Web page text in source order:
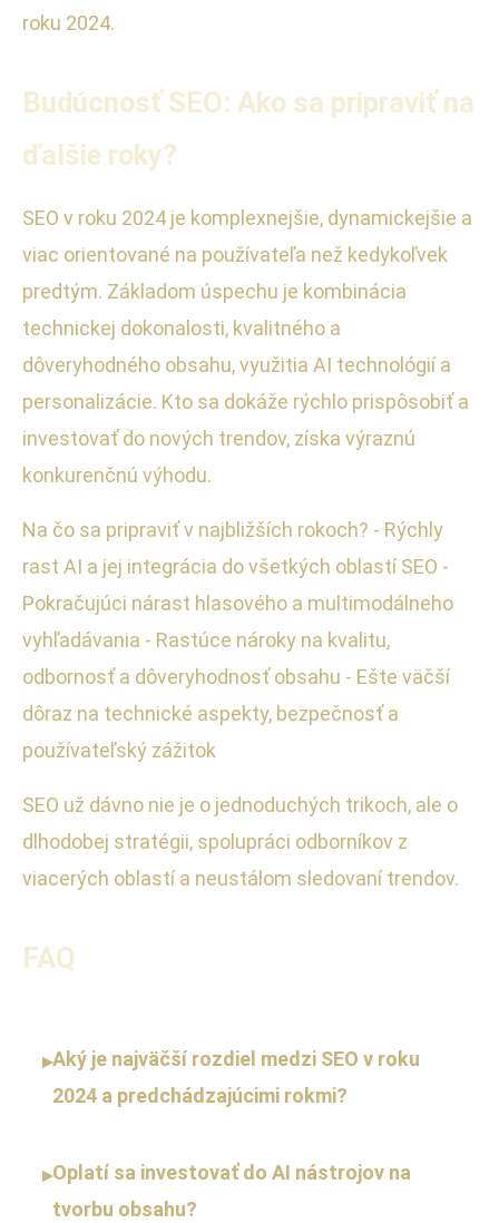
roku 2024.
Budúcnosť SEO: Ako sa pripraviť na
ďalšie roky?
SEO v roku 2024 je komplexnejšie, dynamickejšie a
viac orientované na používateľa než kedykoľvek
predtým. Základom úspechu je kombinácia
technickej dokonalosti, kvalitného a
dôveryhodného obsahu, využitia AI technológií a
personalizácie. Kto sa dokáže rýchlo prispôsobiť a
investovať do nových trendov, získa výraznú
konkurenčnú výhodu.
Na čo sa pripraviť v najbližších rokoch? - Rýchly
rast AI a jej integrácia do všetkých oblastí SEO -
Pokračujúci nárast hlasového a multimodálneho
vyhľadávania - Rastúce nároky na kvalitu,
odbornosť a dôveryhodnosť obsahu - Ešte väčší
dôraz na technické aspekty, bezpečnosť a
používateľský zážitok
SEO už dávno nie je o jednoduchých trikoch, ale o
dlhodobej stratégii, spolupráci odborníkov z
viacerých oblastí a neustálom sledovaní trendov.
FAQ
▸Aký je najväčší rozdiel medzi SEO v roku
2024 a predchádzajúcimi rokmi?
▸Oplatí sa investovať do AI nástrojov na
tvorbu obsahu?